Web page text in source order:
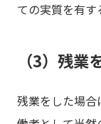
ての実質を有す
（3）残業
残業をした場